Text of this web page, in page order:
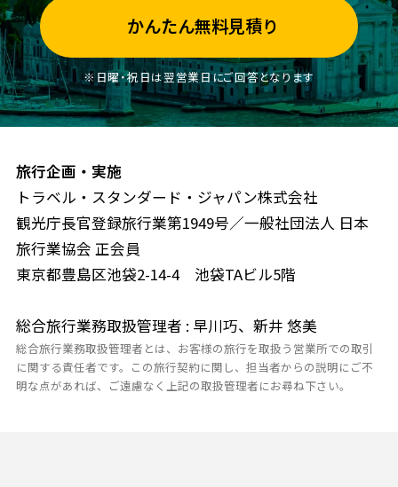
かんたん無料見積り
※日曜・祝日は翌営業日にご回答となります
旅行企画・実施
トラベル・スタンダード・ジャパン株式会社
観光庁長官登録旅行業第1949号／一般社団法人 日本
旅行業協会 正会員
東京都豊島区池袋2-14-4 池袋TAビル5階
総合旅行業務取扱管理者 : 早川巧、新井 悠美
総合旅行業務取扱管理者とは、お客様の旅行を取扱う営業所での取引
に関する責任者です。この旅行契約に関し、担当者からの説明にご不
明な点があれば、ご遠慮なく上記の取扱管理者にお尋ね下さい。